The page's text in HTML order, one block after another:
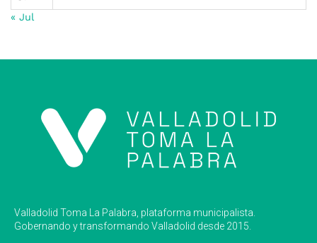
« Jul
Valladolid Toma La Palabra, plataforma municipalista.
Gobernando y transformando Valladolid desde 2015.